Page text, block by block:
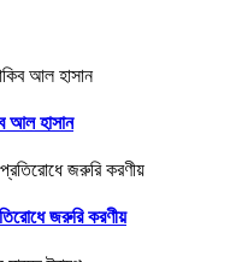
আল হাসান
জরুরি করণীয়